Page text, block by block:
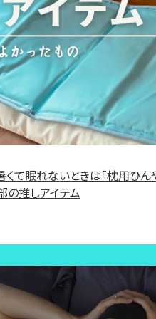
くて眠れないときは「枕用ひん
の推しアイテム